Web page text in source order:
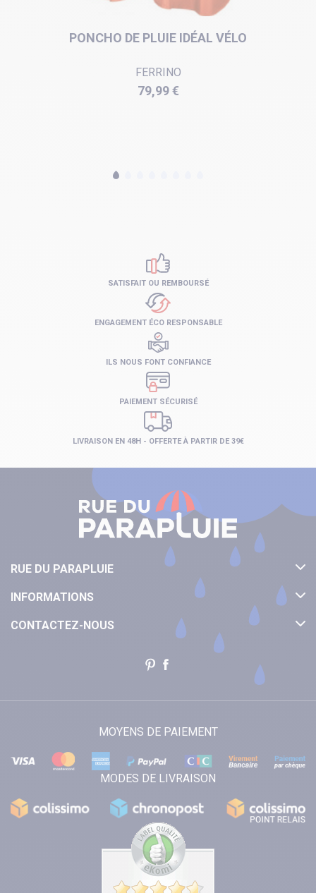
PONCHO DE PLUIE IDÉAL VÉLO
FERRINO
Prix
79,99 €
LIVRAISON EN 48H - OFFERTE À PARTIR DE 39€
PAIEMENT SÉCURISÉ
SATISFAIT OU REMBOURSÉ
ENGAGEMENT ÉCO RESPONSABLE
ILS NOUS FONT CONFIANCE
RUE DU PARAPLUIE
INFORMATIONS
CONTACTEZ-NOUS
MOYENS DE PAIEMENT
MODES DE LIVRAISON